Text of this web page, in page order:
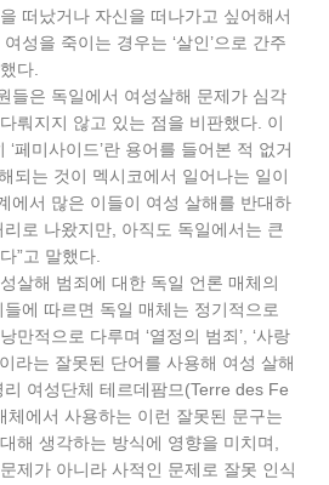
떠났거나 자신을 떠나가고 싶어해서
성을 죽이는 경우는 ‘살인’으로 간주
다.
들은 독일에서 여성살해 문제가 심각
뤄지지 않고 있는 점을 비판했다. 이
‘페미사이드’란 용어를 들어본 적 없거
되는 것이 멕시코에서 일어나는 일이
에서 많은 이들이 여성 살해를 반대하
로 나왔지만, 아직도 독일에서는 큰
”고 말했다.
살해 범죄에 대한 독일 언론 매체의
에 따르면 독일 매체는 정기적으로
만적으로 다루며 ‘열정의 범죄’, ‘사랑
이라는 잘못된 단어를 사용해 여성 살해
여성단체 테르데팜므(Terre des Fe
체에서 사용하는 이런 잘못된 문구는
해 생각하는 방식에 영향을 미치며,
제가 아니라 사적인 문제로 잘못 인식